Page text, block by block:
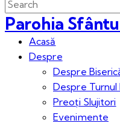
Parohia
Acasă
Despre
Despre
Despre Turnul
Preoți Slujitori
Evenimente